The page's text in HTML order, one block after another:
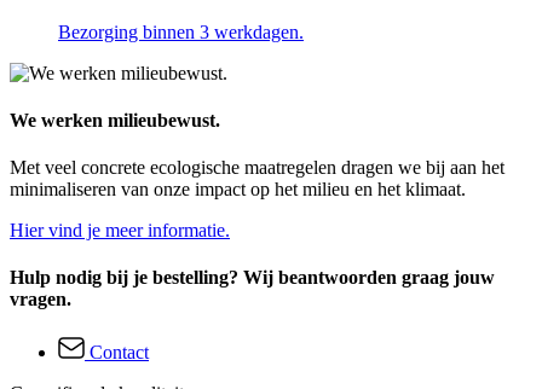
Bezorging binnen 3 werkdagen.
We werken milieubewust.
Met veel concrete ecologische maatregelen dragen we bij aan het
minimaliseren van onze impact op het milieu en het klimaat.
Hier vind je meer informatie.
Hulp nodig bij je bestelling? Wij beantwoorden graag jouw
vragen.
Contact